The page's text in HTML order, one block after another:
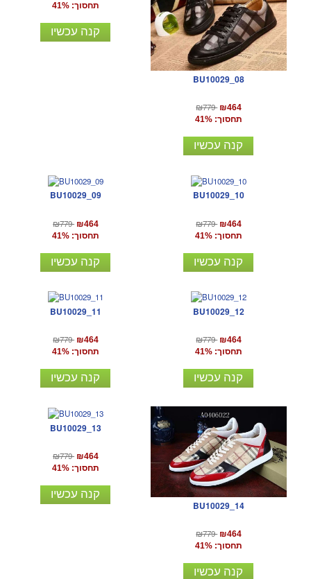
תחסוך: 41%
קנה עכשיו
BU10029_08
₪779 ₪464
תחסוך: 41%
קנה עכשיו
BU10029_09
₪779 ₪464
תחסוך: 41%
קנה עכשיו
BU10029_10
₪779 ₪464
תחסוך: 41%
קנה עכשיו
BU10029_11
₪779 ₪464
תחסוך: 41%
קנה עכשיו
BU10029_12
₪779 ₪464
תחסוך: 41%
קנה עכשיו
BU10029_13
₪779 ₪464
תחסוך: 41%
קנה עכשיו
BU10029_14
₪779 ₪464
תחסוך: 41%
קנה עכשיו